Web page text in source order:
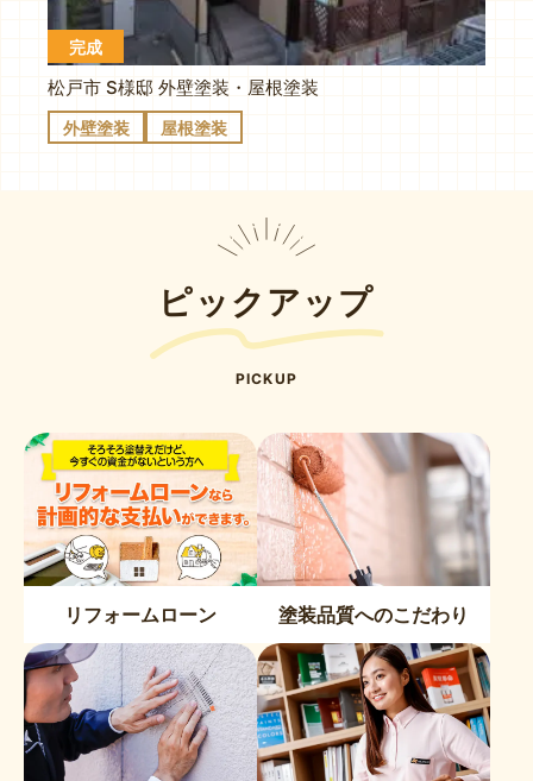
完成
松戸市 S様邸 外壁塗装・屋根塗装
外壁塗装 屋根塗装
ピックアップ
PICKUP
リフォームローン 塗装品質へのこだわり